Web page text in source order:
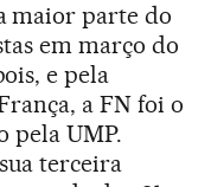
maior parte do
em março do
e pela
a FN foi o
pela UMP.
terceira